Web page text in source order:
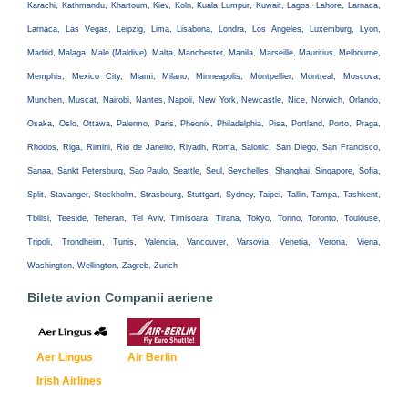
Karachi, Kathmandu, Khartoum, Kiev, Koln, Kuala Lumpur, Kuwait, Lagos, Lahore, Larnaca,
Larnaca, Las Vegas, Leipzig, Lima, Lisabona, Londra, Los Angeles, Luxemburg, Lyon,
Madrid, Malaga, Male (Maldive), Malta, Manchester, Manila, Marseille, Mauritius, Melbourne,
Memphis, Mexico City, Miami, Milano, Minneapolis, Montpellier, Montreal, Moscova,
Munchen, Muscat, Nairobi, Nantes, Napoli, New York, Newcastle, Nice, Norwich, Orlando,
Osaka, Oslo, Ottawa, Palermo, Paris, Pheonix, Philadelphia, Pisa, Portland, Porto, Praga,
Rhodos, Riga, Rimini, Rio de Janeiro, Riyadh, Roma, Salonic, San Diego, San Francisco,
Sanaa, Sankt Petersburg, Sao Paulo, Seattle, Seul, Seychelles, Shanghai, Singapore, Sofia,
Split, Stavanger, Stockholm, Strasbourg, Stuttgart, Sydney, Taipei, Tallin, Tampa, Tashkent,
Tbilisi, Teeside, Teheran, Tel Aviv, Timisoara, Tirana, Tokyo, Torino, Toronto, Toulouse,
Tripoli, Trondheim, Tunis, Valencia, Vancouver, Varsovia, Venetia, Verona, Viena,
Washington, Wellington, Zagreb, Zurich
Bilete avion Companii aeriene
Aer Lingus
Irish Airlines
Air Berlin